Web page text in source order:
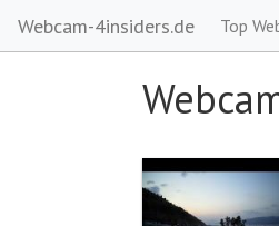
Webcam-4insiders.de Top